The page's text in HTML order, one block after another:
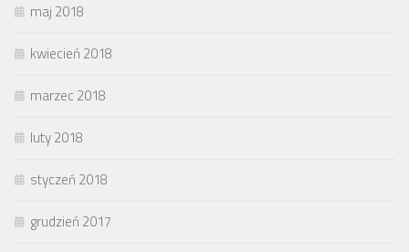
maj 2018
kwiecień 2018
marzec 2018
luty 2018
styczeń 2018
grudzień 2017